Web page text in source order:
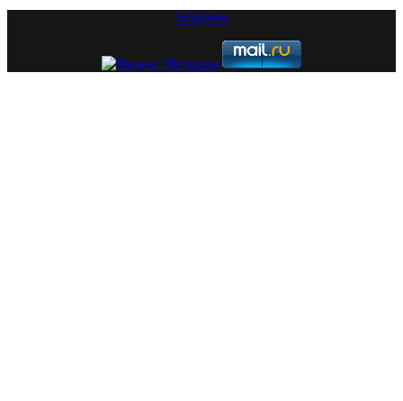
WildWeb